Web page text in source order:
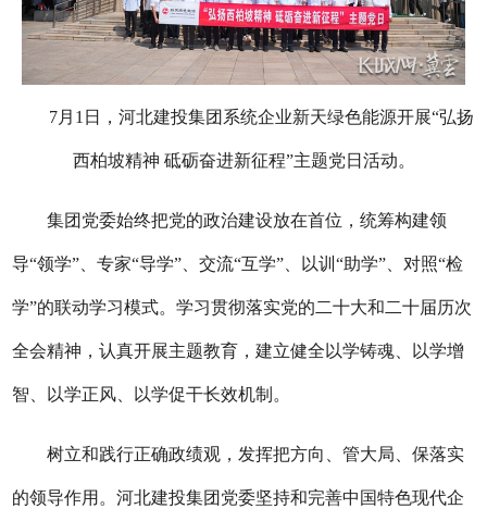
7月1日，河北建投集团系统企业新天绿色能源开展“弘扬
西柏坡精神 砥砺奋进新征程”主题党日活动。
集团党委始终把党的政治建设放在首位，统筹构建领
导“领学”、专家“导学”、交流“互学”、以训“助学”、对照“检
学”的联动学习模式。学习贯彻落实党的二十大和二十届历次
全会精神，认真开展主题教育，建立健全以学铸魂、以学增
智、以学正风、以学促干长效机制。
树立和践行正确政绩观，发挥把方向、管大局、保落实
的领导作用。河北建投集团党委坚持和完善中国特色现代企